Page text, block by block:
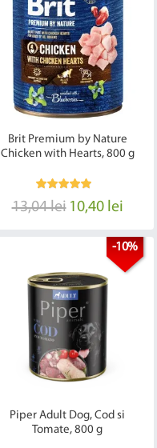
Brit Premium by Nature
Chicken with Hearts, 800 g
13,04 lei 10,40 lei
-10%
Piper Adult Dog, Cod si
Tomate, 800 g